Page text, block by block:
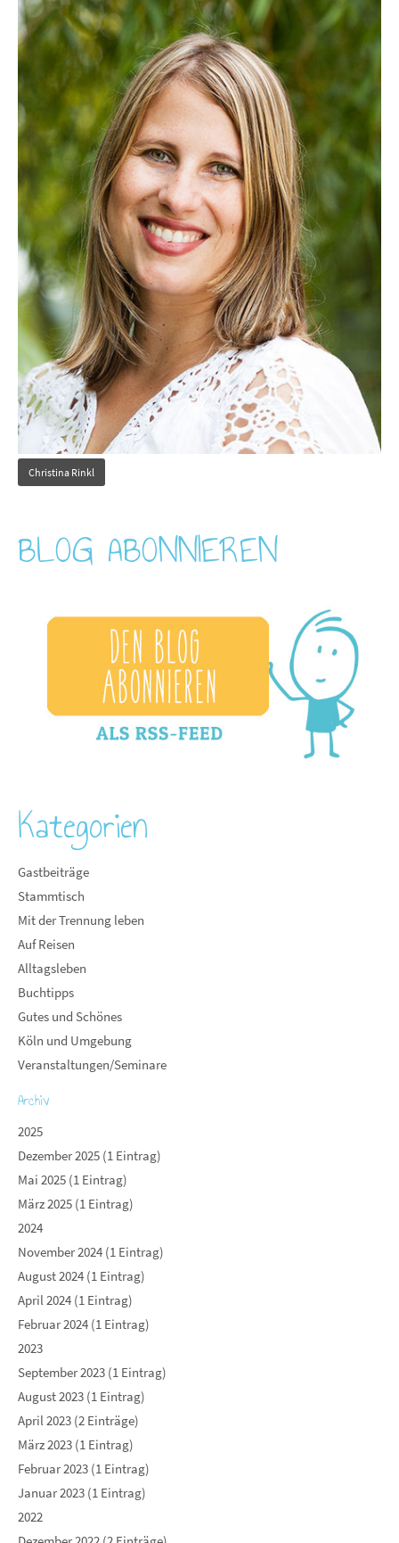
Christina Rinkl
BLOG ABONNIEREN
Kategorien
Gastbeiträge
Stammtisch
Mit der Trennung leben
Auf Reisen
Alltagsleben
Buchtipps
Gutes und Schönes
Köln und Umgebung
Veranstaltungen/Seminare
Archiv
2025
Dezember 2025 (1 Eintrag)
Mai 2025 (1 Eintrag)
März 2025 (1 Eintrag)
2024
November 2024 (1 Eintrag)
August 2024 (1 Eintrag)
April 2024 (1 Eintrag)
Februar 2024 (1 Eintrag)
2023
September 2023 (1 Eintrag)
August 2023 (1 Eintrag)
April 2023 (2 Einträge)
März 2023 (1 Eintrag)
Februar 2023 (1 Eintrag)
Januar 2023 (1 Eintrag)
2022